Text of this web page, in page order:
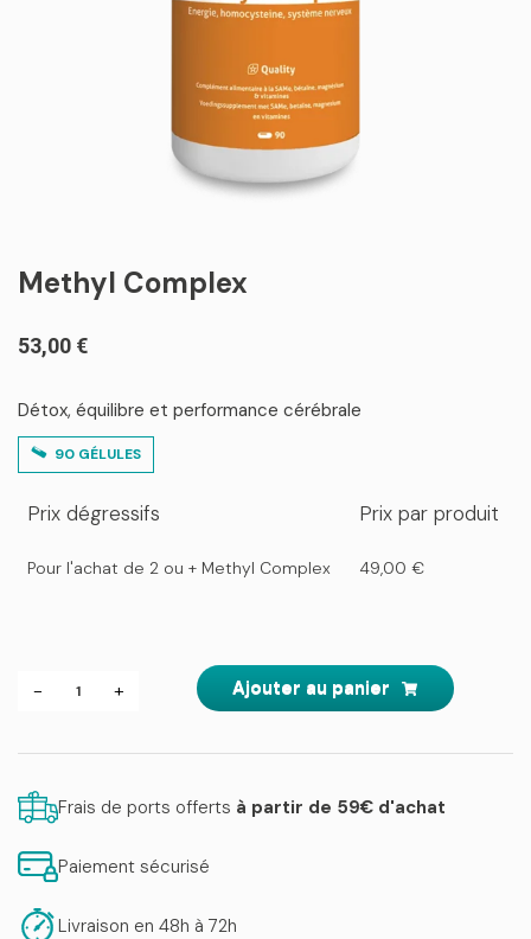
Methyl Complex
53,00 €
Détox, équilibre et performance cérébrale
90 GÉLULES
Prix dégressifs Prix par produit
Pour l'achat de 2 ou + Methyl Complex 49,00 €
- de + Ajouter au panier
Frais de ports offerts à partir de 59€ d'achat
Paiement sécurisé
Livraison en 48h à 72h